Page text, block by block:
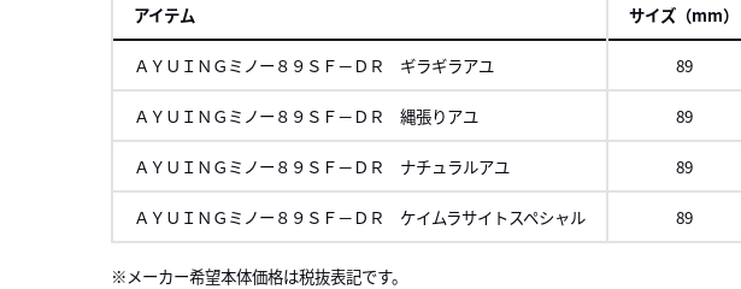
アイテム サイズ（mm）
ＡＹＵＩＮＧミノー８９ＳＦ－ＤＲ ギラギラアユ 89
ＡＹＵＩＮＧミノー８９ＳＦ－ＤＲ 縄張りアユ 89
ＡＹＵＩＮＧミノー８９ＳＦ－ＤＲ ナチュラルアユ 89
ＡＹＵＩＮＧミノー８９ＳＦ－ＤＲ ケイムラサイトスペシャル 89
メーカー希望本体価格は税抜表記です。